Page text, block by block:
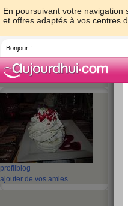
En poursuivant votre navigation
et offres adaptés à vos centres
Bonjour !
profil blog
ajouter de vos amies